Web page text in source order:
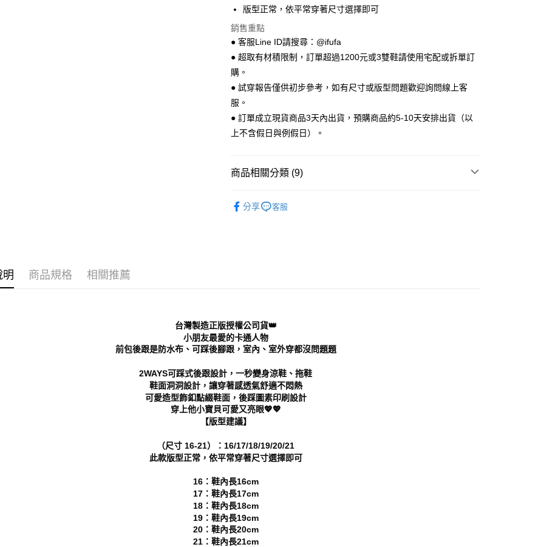
全盈+PAY
AFTEE先享後付
相關說明
【關於「AFTEE先享後付」】
AFTEE先享後付是「在收到商品之後才付款」的支付方式。 讓您購物簡單
便利好安心！
１．簡單：不需註冊會員、不需綁卡、不需儲值。
３．安心：先確認商品／服務後，再付款。
【「AFTEE先享後付」結帳流程】
１．於結帳方式選擇「AFTEE先享後付」後，將跳轉至「AFTEE先享後
３．收到繳費通知簡訊後14天內，點擊此簡訊中的連結，可透過四大超商
絡購買商品的店家。未經商家同意取消之訂單仍視為有效，需透過AFTEE
https://aftee.tw/terms/#terms3
３．未成年的使用者請事先徵得法定代理人或監護人之同意方可使用
「AFTEE先享後付」，若未經同意申辦者引起之損失，本公司不負相關責
４．使用「AFTEE先享後付」時，將依據個別帳號之用戶狀況，依本公司
即時審查核予不同之上限額度；若仍有額度不足之情形，本公司將視審查
結果請求用戶進行身份認證。
５．嚴禁一人註冊多個帳號或使用他人資訊註冊。若發現惡意使用之情
形，恩沛科技股份有限公司將有權停止該用戶之使用額度並採取法律行
動。
ATM付款
運送方式
全家 取貨付款
每筆NT$70，滿NT$999(含以上)免運費
每筆NT$70，滿NT$999(含以上)免運費
7-11 取貨付款
版型正常，依平常穿著尺寸選擇即可
銷售重點
● 客服Line ID請搜尋：@ifufa
● 超取有材積限制，訂單超過1200元或3雙鞋請使用宅配或拆單訂
購。
● 試穿報告僅供初步參考，如有尺寸或版型問題歡迎詢問線上客
服。
● 訂單成立現貨商品3天內出貨，預購商品約5-10天安排出貨（以
上不含假日與例假日）。
商品相關分類 (9)
❚ 春夏必備單品
└ 依款式分類 洞洞鞋
分享 客服
明 商品規格 相關推薦
台灣製造正版授權公司貨👑
小朋友最愛的卡通人物
前包後跟是防水布、可踩後腳跟，室內、室外穿都沒問題題
2WAYS可踩式後跟設計，一秒變身涼鞋、拖鞋
鞋面洞洞設計，讓穿著感透氣舒適不悶熱
可愛造型飾釦點綴鞋面，後踩圖素印刷設計
穿上他小寶貝可愛又亮眼💖💖
【版型建議】
（尺寸 16-21）：16/17/18/19/20/21
此款版型正常，依平常穿著尺寸選擇即可
16：鞋內長16cm
17：鞋內長17cm
18：鞋內長18cm
19：鞋內長19cm
20：鞋內長20cm
21：鞋內長21cm